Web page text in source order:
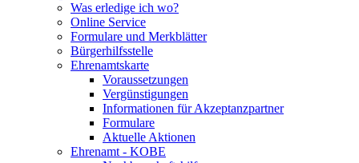
Was erledige ich wo?
Online Service
Formulare und Merkblätter
Bürgerhilfsstelle
Ehrenamtskarte
Voraussetzungen
Vergünstigungen
Informationen für Akzeptanzpartner
Formulare
Aktuelle Aktionen
Ehrenamt - KOBE